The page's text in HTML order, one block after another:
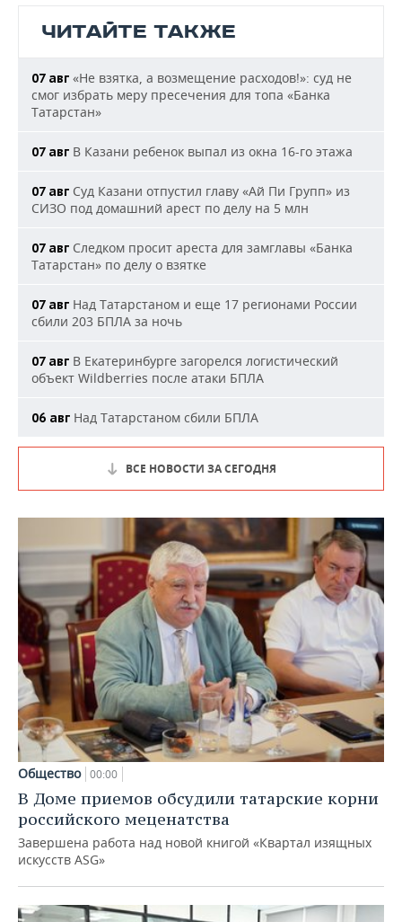
ЧИТАЙТЕ ТАКЖЕ
07 авг «Не взятка, а возмещение расходов!»: суд не
смог избрать меру пресечения для топа «Банка
Татарстан»
07 авг В Казани ребенок выпал из окна 16-го этажа
07 авг Суд Казани отпустил главу «Ай Пи Групп» из
СИЗО под домашний арест по делу на 5 млн
07 авг Следком просит ареста для замглавы «Банка
Татарстан» по делу о взятке
07 авг Над Татарстаном и еще 17 регионами России
сбили 203 БПЛА за ночь
07 авг В Екатеринбурге загорелся логистический
объект Wildberries после атаки БПЛА
06 авг Над Татарстаном сбили БПЛА
ВСЕ НОВОСТИ ЗА СЕГОДНЯ
Общество 00:00
В Доме приемов обсудили татарские корни
российского меценатства
Завершена работа над новой книгой «Квартал изящных
искусств ASG»